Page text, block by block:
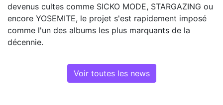
devenus cultes comme SICKO MODE, STARGAZING ou
encore YOSEMITE, le projet s'est rapidement imposé
comme l'un des albums les plus marquants de la
décennie.
Voir toutes les news